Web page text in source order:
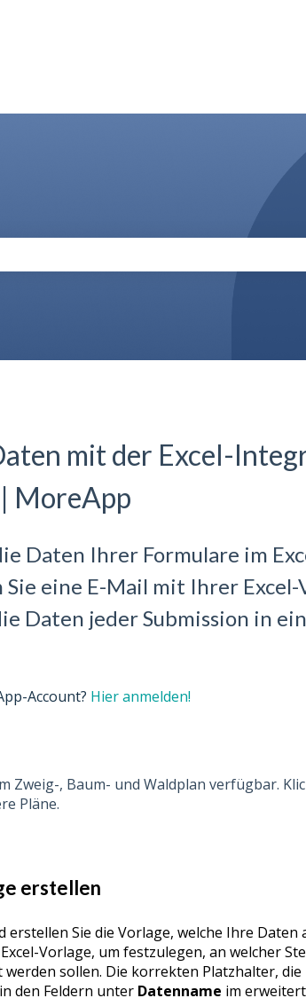
mit der Excel-
MoreApp
Daten Ihrer Formulare im
eine E-Mail mit Ihrer Excel-
Daten jeder Submission in
Account? Hier anmelden!
Zweig-, Baum- und Waldplan verfügbar.
Pläne.
erstellen
erstellen Sie die Vorlage, welche Ihre Daten
Vorlage, um festzulegen, an welcher
sollen. Die korrekten Platzhalter,
den Feldern unter Datenname im